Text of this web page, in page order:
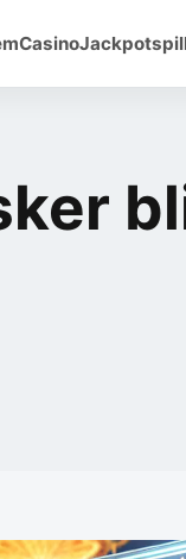
Casino